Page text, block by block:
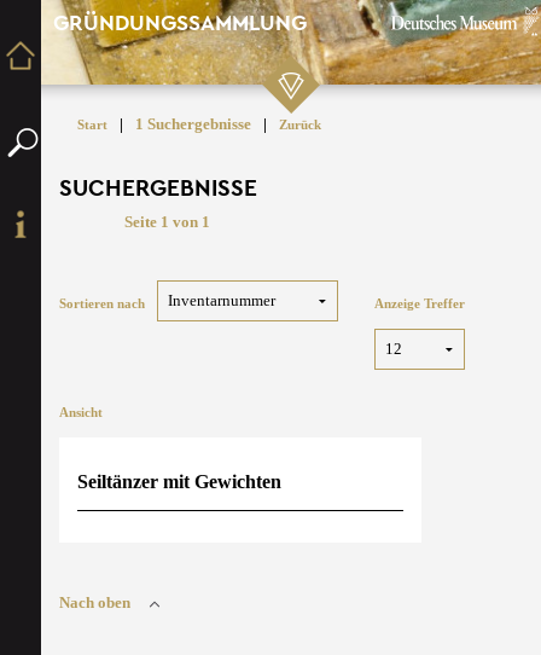
GRÜNDUNGSSAMMLUNG
Start | 1 Suchergebnisse | Zurück
SUCHERGEBNISSE
Seite 1 von 1
Sortieren nach Anzeige Treffer
Ansicht
Seiltänzer mit Gewichten
Nach oben